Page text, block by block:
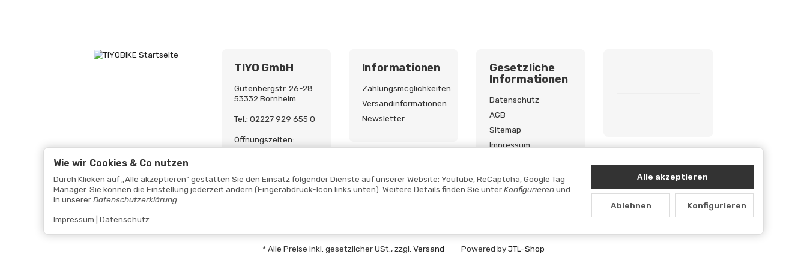
TIYO GmbH
Gutenbergstr. 26-28
53332 Bornheim
Tel.: 02227 929 655 0
Öffnungszeiten:
Mo-Fr. 09:00 - 17:00
Informationen
Zahlungsmöglichkeiten
Versandinformationen
Newsletter
Gesetzliche
Informationen
Datenschutz
AGB
Sitemap
Impressum
Widerrufsrecht
*Alle Preise inkl. gesetzlicher USt., zzgl.Versand Powered byJTL-Shop
Alle akzeptieren
Ablehnen Konfigurieren
Wie wir Cookies & Co nutzen
Durch Klicken auf „Alle akzeptieren“ gestatten Sie den Einsatz folgender Dienste auf unserer Website: YouTube, ReCaptcha, Google Tag
Manager. Sie können die Einstellung jederzeit ändern (Fingerabdruck-Icon links unten). Weitere Details finden Sie unterKonfigurierenund
in unsererDatenschutzerklärung
Impressum Datenschutz